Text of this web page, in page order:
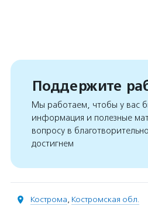
Поддержите
Мы работаем, чтобы у вас
информация и полезные
вопросу в
достигнем
Кострома, Костромская обл.